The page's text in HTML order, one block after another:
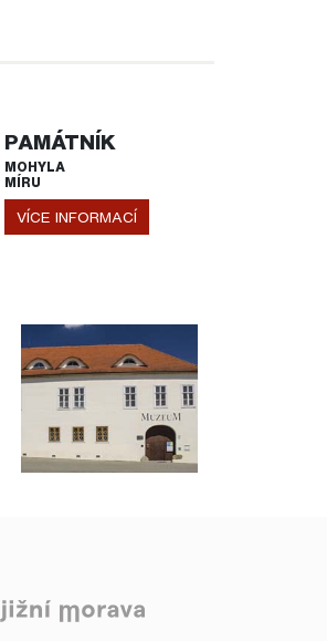
PAMÁTNÍK
MOHYLA
MÍRU
VÍCE INFORMACÍ